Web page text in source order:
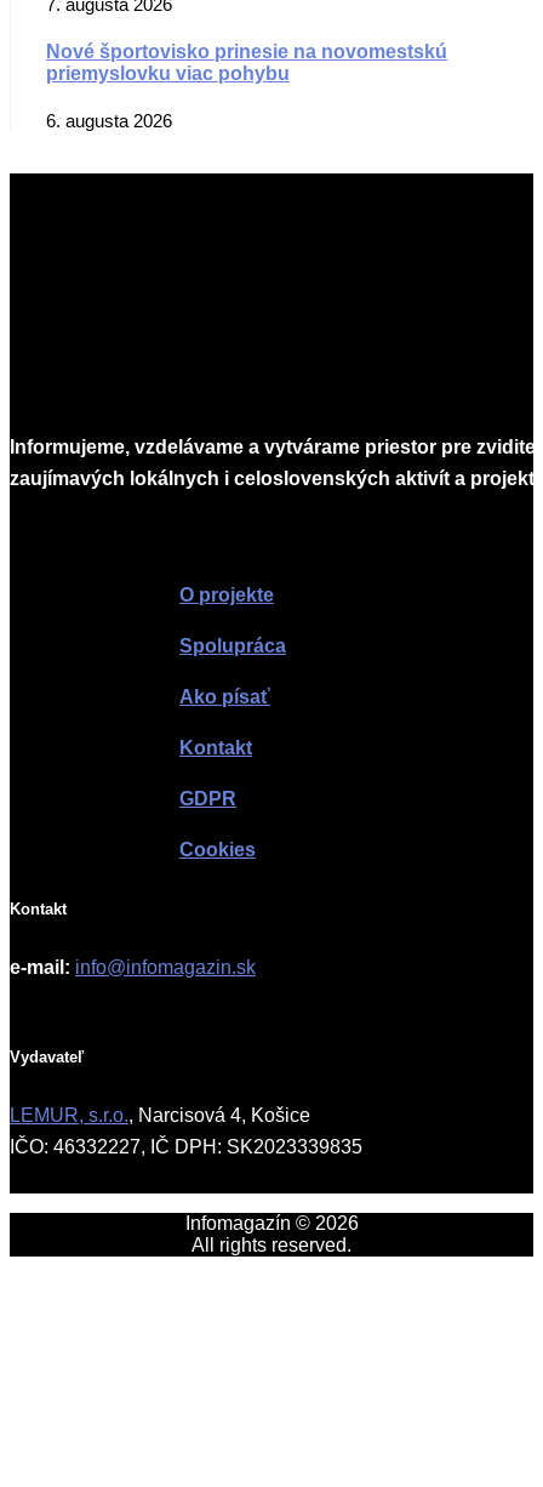
7. augusta 2026
Nové športovisko prinesie na novomestskú
priemyslovku viac pohybu
6. augusta 2026
Informujeme, vzdelávame a vytvárame priestor pre
zaujímavých lokálnych i celoslovenských aktivít a
O projekte
Spolupráca
Ako písať
Kontakt
GDPR
Cookies
Kontakt
e-mail: info@infomagazin.sk
Vydavateľ
LEMUR, s.r.o., Narcisová 4, Košice
IČO: 46332227, IČ DPH: SK2023339835
Infomagazín © 2026
All rights reserved.